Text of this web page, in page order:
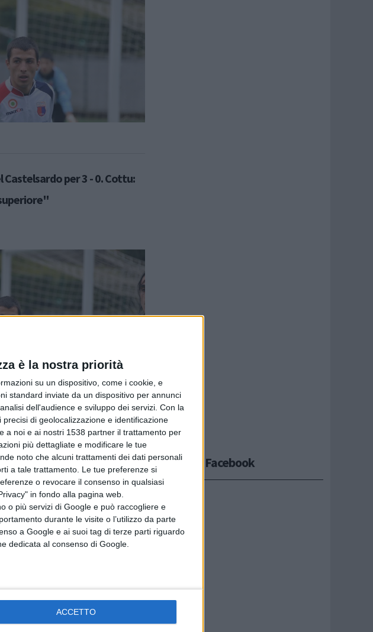
è la nostra priorità
su un dispositivo, come i cookie, e
standard inviate da un dispositivo per annunci
dell'audience e sviluppo dei servizi. Con la
di geolocalizzazione e identificazione
a noi e ai nostri 1538 partner il trattamento per
più dettagliate e modificare le tue
noto che alcuni trattamenti dei dati personali
a tale trattamento. Le tue preferenze si
o revocare il consenso in qualsiasi
in fondo alla pagina web.
o più servizi di Google e può raccogliere e
durante le visite o l’utilizzo da parte
a Google e ai suoi tag di terze parti riguardo
dedicata al consenso di Google.
ACCETTO
Castelsardo per 3 - 0. Cottu:
ancora al Taloro. Cottu:"per
vittoria"
Seguici su Facebook